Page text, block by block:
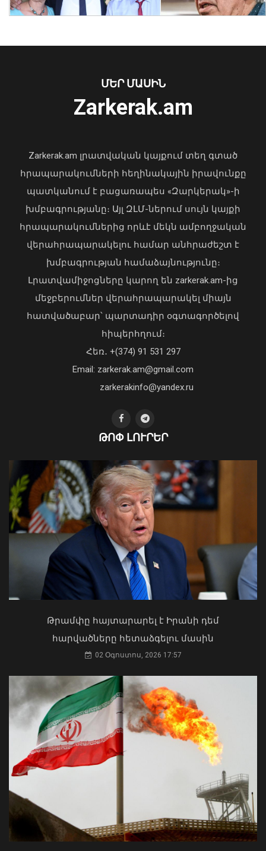
Գազամատակարարման պլանային
դադարեցումներ Վանաձոր և Մասիս
քաղաքների մի շարք հասցեներում,
Կուրթան բնակավայրում
08 Օգոստոս, 2026 11:54
08 Օգոստոս, 2026 11:35
Վանաձորում, Հրազդանում և
Արարատում փոշու
պարունակությունը գերազանցել է
թույլատրելի սահմանը
«Պարտվեցինք դաժան հիվանդության
04 Օգոստոս, 2026 19:12
կոտրում են Telegram, WhatsApp․
մեդիափորձագետ (տեսանյութ)
04 Օգոստոս, 2026 23:34
Ուկրաինայի Գերագույն Ռադայի
նախագահը շնորհավորել է ՀՀ ԱԺ
նախագահին
04 Օգոստոս, 2026 17:41
Ի՞նչ ուղերձ էր ոտքի չկանգնելը.
Աղաջանյանը` ընդդիմությանը
02 Օգոստոս, 2026 15:22
ՄԵՐ ՄԱՍԻՆ
Zarkerak.am
Zarkerak.am լրատվական կայքում տեղ գտած
հրապարակումների հեղինակային իրավունքը
պատկանում է բացառապես «Զարկերակ»-ի
խմբագրությանը։ Այլ ԶԼՄ-ներում սույն կայքի
հրապարակումներից որևէ մեկն ամբողջական
վերահրապարակելու համար անհրաժեշտ է
խմբագրության համաձայնությունը։
Լրատվամիջոցները կարող են zarkerak.am-ից
մեջբերումներ վերահրապարակել միայն
հատվածաբար՝ պարտադիր օգտագործելով
հիպերհղում։
Հեռ․ +(374) 91 531 297
Email: zarkerak.am@gmail.com
zarkerakinfo@yandex.ru
ԹՈՓ ԼՈՒՐԵՐ
Թրամփը հայտարարել է Իրանի դեմ
հարվածները հետաձգելու մասին
02 Օգոստոս, 2026 17:57